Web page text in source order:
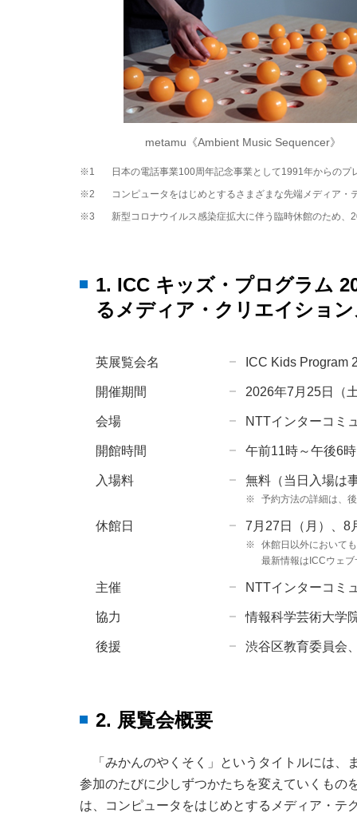
metamu《Ambient Music Sequencer》
※1
日本の電話事業100周年記念事業として1991年からの
※2
コンピュータをはじめとするさまざまな先端メディア
※3
新型コロナウイルス感染症拡大に伴う臨時休館のため、
1. ICC キッズ・プログラム
るメディア・クリエイショ
英展覧会名 ICC Kids Program
開催期間 2026年7月25日（
会場 NTTインターコミ
開館時間 午前11時～午後6
入場料 無料（当日入場は
※ 予約方法の詳細は、
休館日 7月27日（月）、8
※
休館日以外において
最新情報はICCウェブ
主催 NTTインターコミ
協力 情報科学芸術大学
後援 渋谷区教育委員会
2. 展覧会概要
「みかんのやくそく」というタイトルには
参加のたびに少しずつかたちを変えていくもの
は、コンピュータをはじめとするメディア・テ